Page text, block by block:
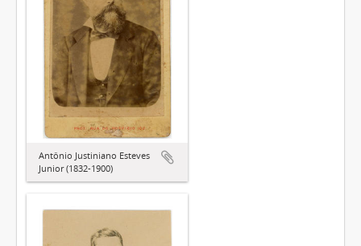
Antônio Justiniano Esteves
Junior (1832-1900)